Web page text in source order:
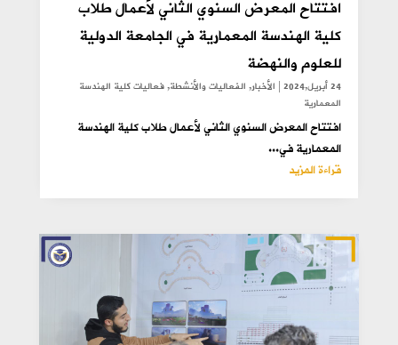
افتتاح المعرض السنوي الثاني لأعمال طلاب
كلية الهندسة المعمارية في الجامعة الدولية
للعلوم والنهضة
24 أبريل,2024 | الأخبار,الفعاليات والأنشطة,فعاليات كلية الهندسة
المعمارية
افتتاح المعرض السنوي الثاني لأعمال طلاب كلية الهندسة
المعمارية في...
قراءة المزيد